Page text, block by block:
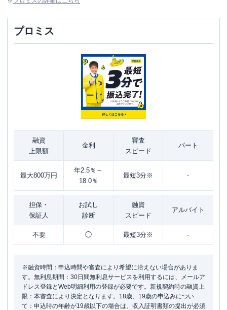
プロミス
融資
上限額
金利
審査
スピード
パート
最大800万円
年2.5％～
18.0％
最短3分※ -
担保・
保証人
お試し
診断
融資
スピード
アルバイト
不要 ◯ 最短3分※ -
※融資時間：申込時間や審査により希望に沿えない場合がありま
す。無利息期間：30日間無利息サービスを利用するには、メールア
ドレス登録とWeb明細利用の登録が必要です。新規契約時の融資上
限：本審査により決定となります。18歳、19歳の申込みについ
て：申込時の年齢が19歳以下の場合は、収入証明書類の提出が必須